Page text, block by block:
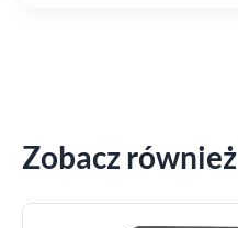
Zobacz również